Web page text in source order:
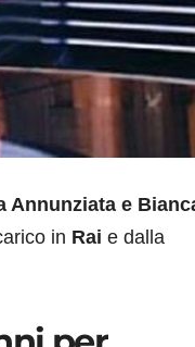
Annunziata e
in Rai e dalla